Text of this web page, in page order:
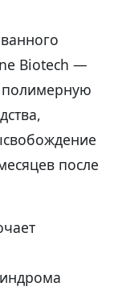
Biotech —
полимерную
после